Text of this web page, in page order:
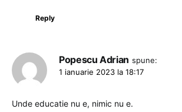
Reply
Popescu Adrian spune:
1 ianuarie 2023 la 18:17
Unde educatie nu e, nimic nu e.